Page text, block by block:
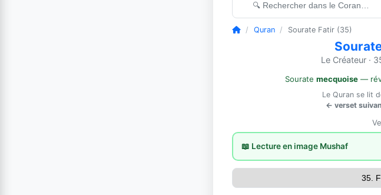
🔍 Rechercher dans le Coran…
/ Quran / Sourate Fatir (35)
Le Créateur ·
Sourate mecquoise —
Le Quran se lit
← verset
📖 Lecture en image Mushaf